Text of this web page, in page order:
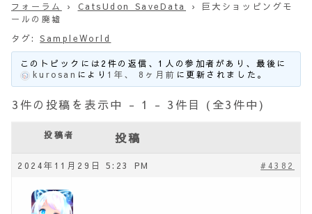
フォーラム › CatsUdon SaveData ›
巨大ショッピングモ
ールの廃墟
タグ:SampleWorld
このトピックには2件の返信、1人の参加者があり、最後に
kurosan により 1年、 8ヶ月前 に更新されました。
3件の投稿を表示中 - 1 - 3件目 (全3件中)
投稿者 投稿
2024年11月29日 5:23 PM #4382